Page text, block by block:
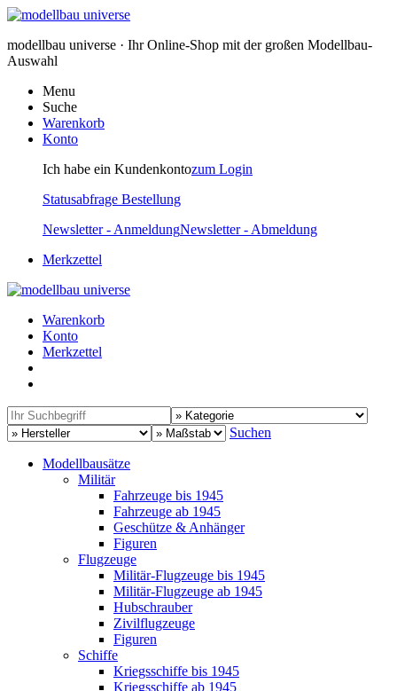
modellbau universe · Ihr Online-Shop mit der großen Modellbau-
Auswahl
Menu
Suche
Warenkorb
Konto
Ich habe ein Kundenkontozum Login
Statusabfrage Bestellung
Newsletter - AnmeldungNewsletter - Abmeldung
Merkzettel
Warenkorb
Konto
Merkzettel
Suchen
Modellbausätze
Militär
Fahrzeuge bis 1945
Fahrzeuge ab 1945
Geschütze & Anhänger
Figuren
Flugzeuge
Militär-Flugzeuge bis 1945
Militär-Flugzeuge ab 1945
Hubschrauber
Zivilflugzeuge
Figuren
Schiffe
Kriegsschiffe bis 1945
Kriegsschiffe ab 1945